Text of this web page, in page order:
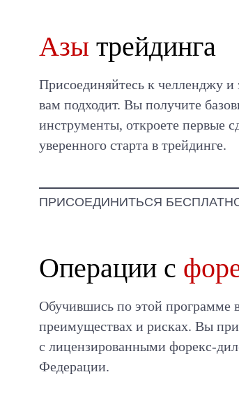
Азы трейдинга
Присоединяйтесь к челленджу и
вам подходит. Вы получите
инструменты, откроете первые
уверенного старта в трейдинге.
ПРИСОЕДИНИТЬСЯ
Операции с
Обучившись по этой программе
преимуществах и рисках. Вы
с лицензированными форекс-
Федерации.